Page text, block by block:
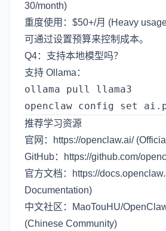
30/month)
重度使用：$50+/月 (Heavy
可通过设置预算来控制成本。
Q4：支持本地模型吗？
支持 Ollama：
ollama pull llama3
推荐学习资源
官网：
https://openclaw.ai/
GitHub：
https://github.com/
官方文档：
https://
Documentation)
中文社区：MaoTouHU/
(Chinese Community)